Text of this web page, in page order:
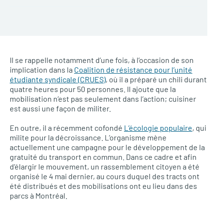
Il se rappelle notamment d’une fois, à l’occasion de son
implication dans la Coalition de résistance pour l’unité
étudiante syndicale (CRUES), où il a préparé un chili durant
quatre heures pour 50 personnes. Il ajoute que la
mobilisation n’est pas seulement dans l’action; cuisiner
est aussi une façon de militer.
En outre, il a récemment cofondé L’écologie populaire, qui
milite pour la décroissance. L’organisme mène
actuellement une campagne pour le développement de la
gratuité du transport en commun. Dans ce cadre et afin
d’élargir le mouvement, un rassemblement citoyen a été
organisé le 4 mai dernier, au cours duquel des tracts ont
été distribués et des mobilisations ont eu lieu dans des
parcs à Montréal.